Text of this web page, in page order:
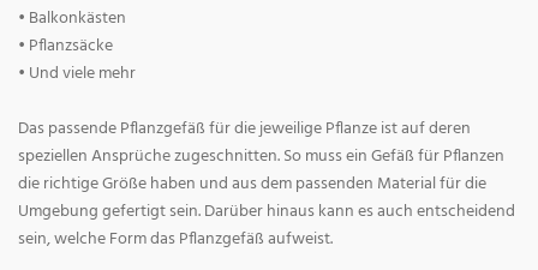
• Balkonkästen
• Pflanzsäcke
• Und viele mehr
Das passende Pflanzgefäß für die jeweilige Pflanze ist auf deren
speziellen Ansprüche zugeschnitten. So muss ein Gefäß für Pflanzen
die richtige Größe haben und aus dem passenden Material für die
Umgebung gefertigt sein. Darüber hinaus kann es auch entscheidend
sein, welche Form das Pflanzgefäß aufweist.